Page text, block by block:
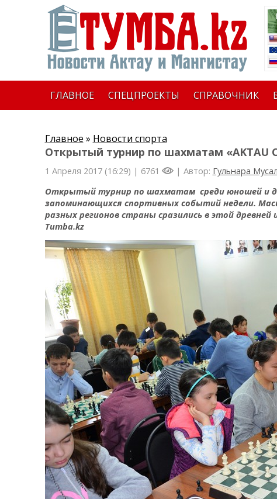
ГЛАВНОЕ СПЕЦПРОЕКТЫ СПРАВОЧНИК
Главное » Новости спорта
Открытый турнир по шахматам «AKTAU
1 Апреля 2017 (16:29) | 6761 | Автор: Гульнара
Открытый турнир по шахматам среди юношей и
запоминающихся спортивных событий недели.
разных регионов страны сразились в этой
Tumba.kz